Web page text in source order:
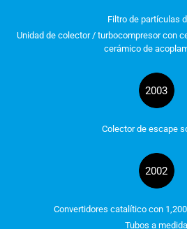
Filtro de partículas
Unidad de colector / turbocompresor con
cerámico de
2003
Colector de escape
2002
Convertidores catalítico con
Tubos a medida